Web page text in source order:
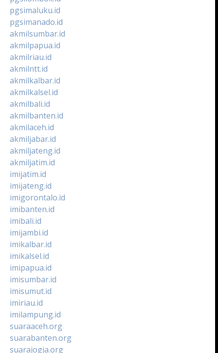
pgsimaluku.id
pgsimanado.id
akmilsumbar.id
akmilpapua.id
akmilriau.id
akmilntt.id
akmilkalbar.id
akmilkalsel.id
akmilbali.id
akmilbanten.id
akmilaceh.id
akmiljabar.id
akmiljateng.id
akmiljatim.id
imijatim.id
imijateng.id
imigorontalo.id
imibanten.id
imibali.id
imijambi.id
imikalbar.id
imikalsel.id
imipapua.id
imisumbar.id
imisumut.id
imiriau.id
imilampung.id
suaraaceh.org
suarabanten.org
suarajogja.org